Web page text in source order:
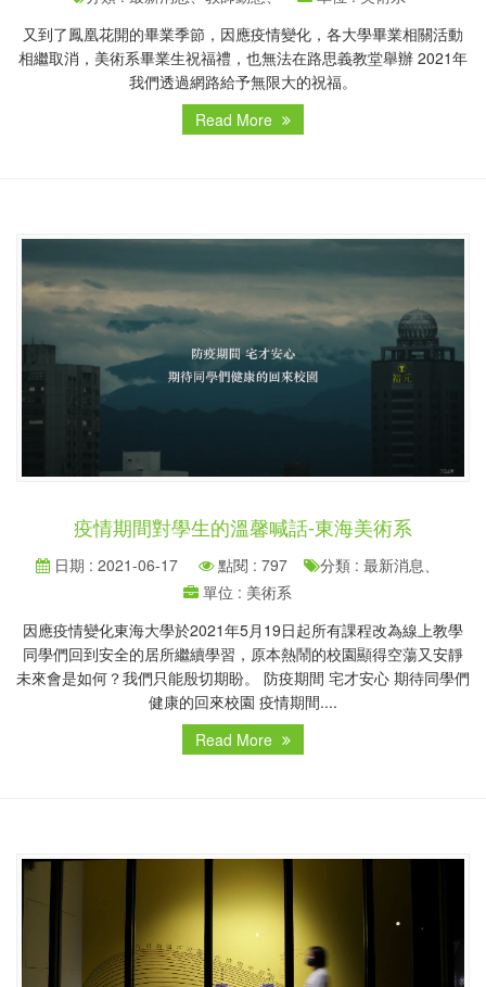
又到了鳳凰花開的畢業季節，因應疫情變化，各大學畢業相關活動
相繼取消，美術系畢業生祝福禮，也無法在路思義教堂舉辦 2021年
我們透過網路給予無限大的祝福。
Read More
疫情期間對學生的溫馨喊話-東海美術系
日期 : 2021-06-17 點閱 : 797
分類 : 最新消息、
單位 : 美術系
因應疫情變化東海大學於2021年5月19日起所有課程改為線上教學
同學們回到安全的居所繼續學習，原本熱鬧的校園顯得空蕩又安靜
未來會是如何？我們只能殷切期盼。 防疫期間 宅才安心 期待同學們
健康的回來校園 疫情期間....
Read More